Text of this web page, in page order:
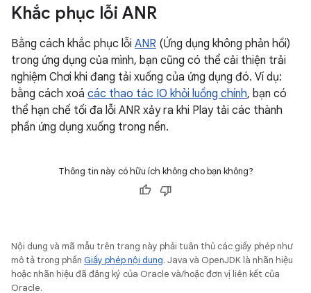
Khắc phục lỗi ANR
Bằng cách khắc phục lỗi ANR (Ứng dụng không phản hồi)
trong ứng dụng của mình, bạn cũng có thể cải thiện trải
nghiệm Chơi khi đang tải xuống của ứng dụng đó. Ví dụ:
bằng cách xoá các thao tác IO khỏi luồng chính, bạn có
thể hạn chế tối đa lỗi ANR xảy ra khi Play tải các thành
phần ứng dụng xuống trong nền.
Thông tin này có hữu ích không cho bạn không?
Nội dung và mã mẫu trên trang này phải tuân thủ các giấy phép như
mô tả trong phần Giấy phép nội dung. Java và OpenJDK là nhãn hiệu
hoặc nhãn hiệu đã đăng ký của Oracle và/hoặc đơn vị liên kết của
Oracle.